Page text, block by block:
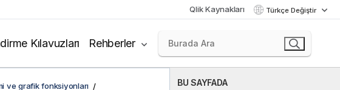
Qlik Kaynakları Türkçe Değiştir
Kılavuzları Rehberler
BU SAYFADA
ve grafik fonksiyonları